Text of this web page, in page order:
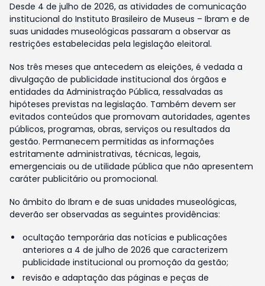
Desde 4 de julho de 2026, as atividades de comunicação
institucional do Instituto Brasileiro de Museus – Ibram e de
suas unidades museológicas passaram a observar as
restrições estabelecidas pela legislação eleitoral.
Nos três meses que antecedem as eleições, é vedada a
divulgação de publicidade institucional dos órgãos e
entidades da Administração Pública, ressalvadas as
hipóteses previstas na legislação. Também devem ser
evitados conteúdos que promovam autoridades, agentes
públicos, programas, obras, serviços ou resultados da
gestão. Permanecem permitidas as informações
estritamente administrativas, técnicas, legais,
emergenciais ou de utilidade pública que não apresentem
caráter publicitário ou promocional.
No âmbito do Ibram e de suas unidades museológicas,
deverão ser observadas as seguintes providências:
ocultação temporária das notícias e publicações
anteriores a 4 de julho de 2026 que caracterizem
publicidade institucional ou promoção da gestão;
revisão e adaptação das páginas e peças de